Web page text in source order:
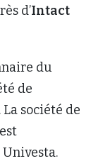
d’Intact
du
de
. La société de